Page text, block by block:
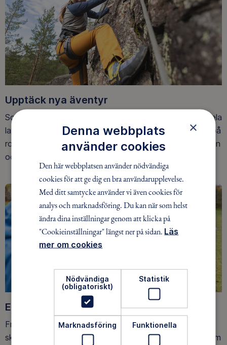
Upptäck nya äventyr
Som medlem har du tillgång till alla våra äventyr, över hela
landet. Våra ideella ledare guidar barn, unga och vuxna på
roliga och trygga äventyr i skogen, på vattnet, snön, isen
och på fjället.
Ett friluftsliv för alla
Friluftsfrämjandet arbetar för att så många som möjligt
ska upptäcka den rörelseglädje och de hälsoeffekter som
×
Denna webbplats
använder cookies
Den här webbplatsen använder nödvändiga
cookies för att ge dig en bra användarupplevelse.
Med ditt samtycke använder vi även cookies för
analys och marknadsföring. Du kan när som helst
ändra dina inställningar genom att klicka på
"Cookieinställningar" längst ner på sidan. Läs
mer om cookies
Nödvändiga
(obligatoriskt)
Statistik
Marknadsföring Funktionella